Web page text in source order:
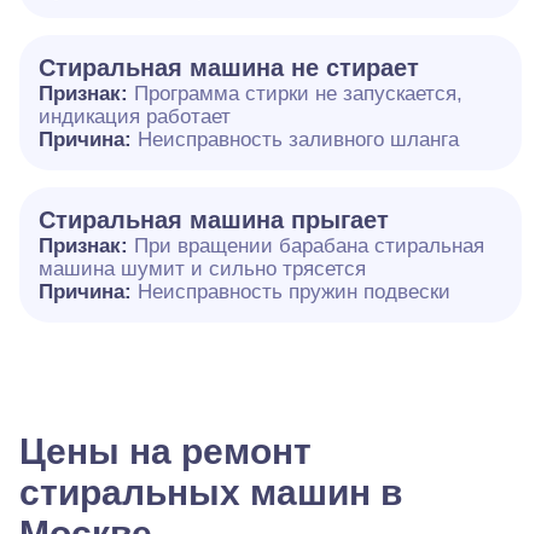
Стиральная машина не стирает
Признак: Программа стирки не запускается,
индикация работает
Причина: Неисправность заливного шланга
Стиральная машина прыгает
Признак: При вращении барабана стиральная
машина шумит и сильно трясется
Причина: Неисправность пружин подвески
Цены на ремонт
стиральных машин в